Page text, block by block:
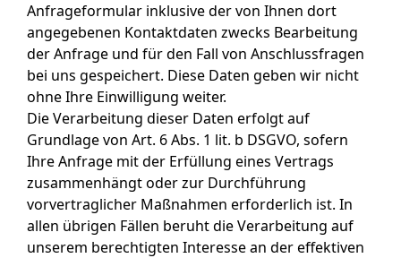
Anfrageformular inklusive der von Ihnen dort
angegebenen Kontaktdaten zwecks Bearbeitung
der Anfrage und für den Fall von Anschlussfragen
bei uns gespeichert. Diese Daten geben wir nicht
ohne Ihre Einwilligung weiter.
Die Verarbeitung dieser Daten erfolgt auf
Grundlage von Art. 6 Abs. 1 lit. b DSGVO, sofern
Ihre Anfrage mit der Erfüllung eines Vertrags
zusammenhängt oder zur Durchführung
vorvertraglicher Maßnahmen erforderlich ist. In
allen übrigen Fällen beruht die Verarbeitung auf
unserem berechtigten Interesse an der effektiven